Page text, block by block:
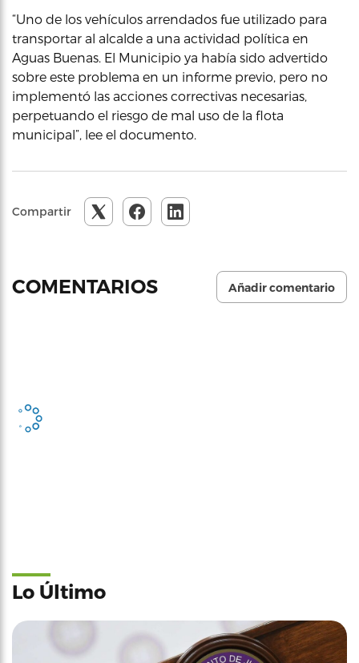
“Uno de los vehículos arrendados fue utilizado para
transportar al alcalde a una actividad política en
Aguas Buenas. El Municipio ya había sido advertido
sobre este problema en un informe previo, pero no
implementó las acciones correctivas necesarias,
perpetuando el riesgo de mal uso de la flota
municipal”, lee el documento.
Compartir
COMENTARIOS Añadir comentario
Lo Último